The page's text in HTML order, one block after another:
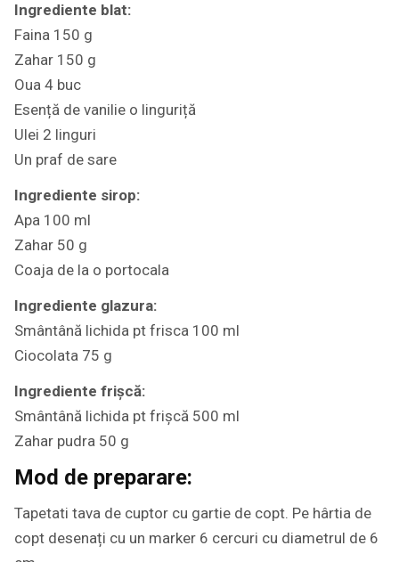
Ingrediente blat:
Faina 150 g
Zahar 150 g
Oua 4 buc
Esență de vanilie o linguriță
Ulei 2 linguri
Un praf de sare
Ingrediente sirop:
Apa 100 ml
Zahar 50 g
Coaja de la o portocala
Ingrediente glazura:
Smântână lichida pt frisca 100 ml
Ciocolata 75 g
Ingrediente frișcă:
Smântână lichida pt frișcă 500 ml
Zahar pudra 50 g
Mod de preparare:
Tapetati tava de cuptor cu gartie de copt. Pe hârtia de
copt desenați cu un marker 6 cercuri cu diametrul de 6